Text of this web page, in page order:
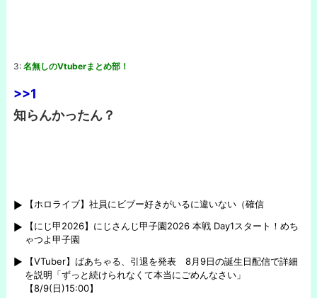
3: 名無しのVtuberまとめ部！
>>1
知らんかったん？
【ホロライブ】社員にビブー好きがいるに違いない（確信
【にじ甲2026】にじさんじ甲子園2026 本戦 Day1スタート！めち
ゃつよ甲子園
【VTuber】ばあちゃる、引退を発表 8月9日の誕生日配信で詳細
を説明「ずっと続けられなくて本当にごめんなさい」
【8/9(日)15:00】